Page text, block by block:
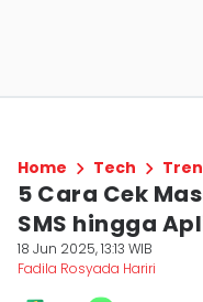
Home Tech
5 Cara Cek
SMS hingga
18 Jun 2025, 13:13 WIB
Fadila Rosyada Hariri